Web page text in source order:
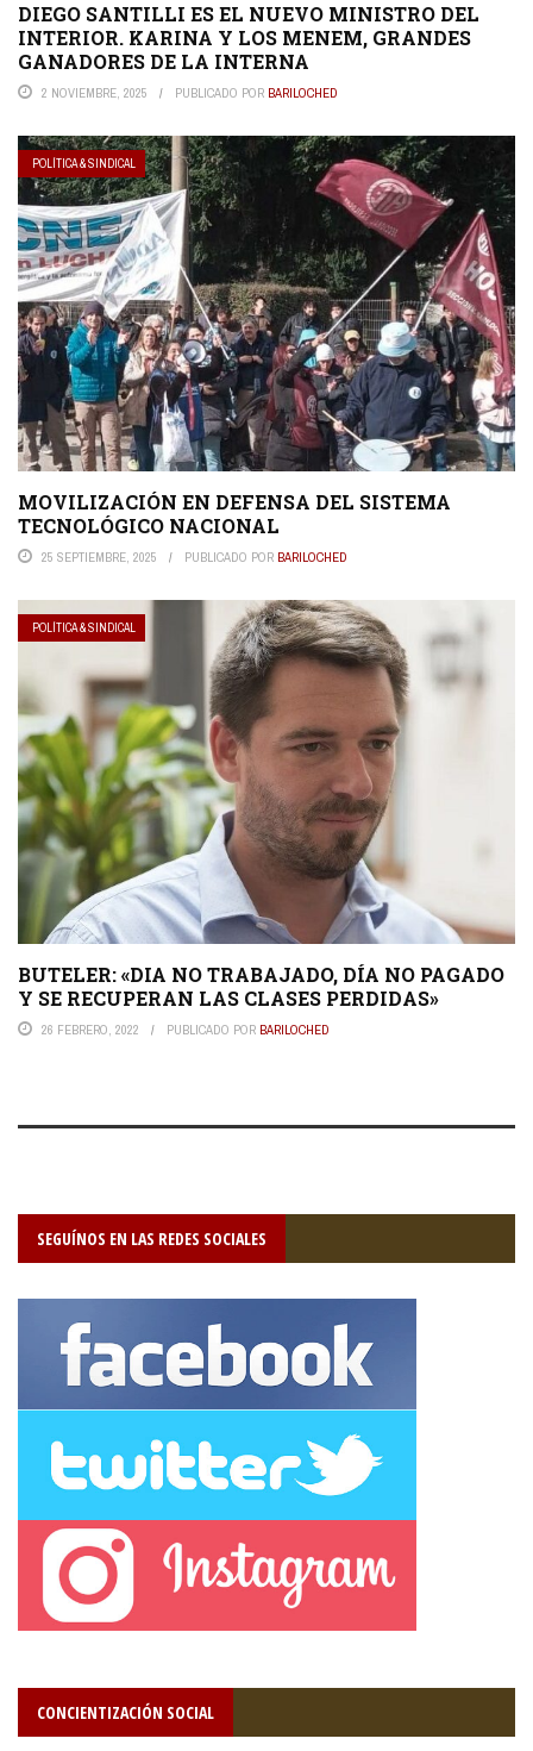
DIEGO SANTILLI ES EL NUEVO MINISTRO DEL
INTERIOR. KARINA Y LOS MENEM, GRANDES
GANADORES DE LA INTERNA
2 NOVIEMBRE, 2025 PUBLICADO POR BARILOCHED
POLÍTICA & SINDICAL
MOVILIZACIÓN EN DEFENSA DEL SISTEMA
TECNOLÓGICO NACIONAL
25 SEPTIEMBRE, 2025 PUBLICADO POR BARILOCHED
POLÍTICA & SINDICAL
BUTELER: «DIA NO TRABAJADO, DÍA NO PAGADO
Y SE RECUPERAN LAS CLASES PERDIDAS»
26 FEBRERO, 2022 PUBLICADO POR BARILOCHED
SEGUÍNOS EN LAS REDES SOCIALES
CONCIENTIZACIÓN SOCIAL